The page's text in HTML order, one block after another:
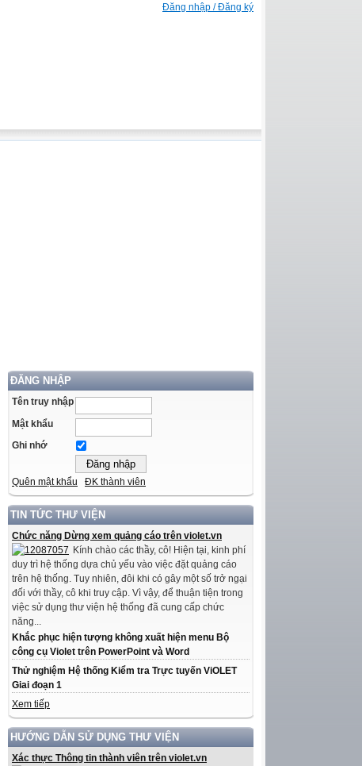
Đăng nhập / Đăng ký
ĐĂNG NHẬP
Tên truy nhập
Mật khẩu
Ghi nhớ
Quên mật khẩu ĐK thành viên
TIN TỨC THƯ VIỆN
Chức năng Dừng xem quảng cáo trên violet.vn
Kính chào các thầy, cô! Hiện tại, kinh phí
duy trì hệ thống dựa chủ yếu vào việc đặt quảng cáo
trên hệ thống. Tuy nhiên, đôi khi có gây một số trở ngại
đối với thầy, cô khi truy cập. Vì vậy, để thuận tiện trong
việc sử dụng thư viện hệ thống đã cung cấp chức
năng...
Khắc phục hiện tượng không xuất hiện menu Bộ
công cụ Violet trên PowerPoint và Word
Thử nghiệm Hệ thống Kiểm tra Trực tuyến ViOLET
Giai đoạn 1
Xem tiếp
HƯỚNG DẪN SỬ DỤNG THƯ VIỆN
Xác thực Thông tin thành viên trên violet.vn